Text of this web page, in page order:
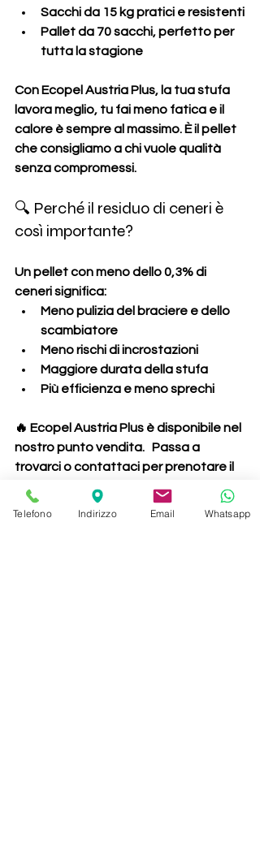
Sacchi da 15 kg pratici e resistenti
Pallet da 70 sacchi, perfetto per
tutta la stagione
Con Ecopel Austria Plus, la tua stufa
lavora meglio, tu fai meno fatica e il
calore è sempre al massimo. È il pellet
che consigliamo a chi vuole qualità
senza compromessi.
🔍 Perché il residuo di ceneri è
così importante?
Un pellet con meno dello 0,3% di
ceneri significa:
Meno pulizia del braciere e dello
scambiatore
Meno rischi di incrostazioni
Maggiore durata della stufa
Più efficienza e meno sprechi
🔥 Ecopel Austria Plus è disponibile nel
nostro punto vendita. Passa a
trovarci o contattaci per prenotare il
tuo pallet: il calore dell’abete ti
sorprenderà.
Telefono Indirizzo Email Whatsapp